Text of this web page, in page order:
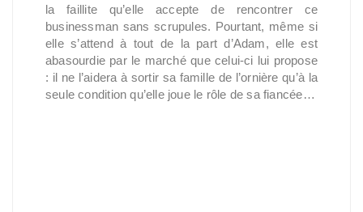
la faillite qu’elle accepte de rencontrer ce
businessman sans scrupules. Pourtant, même si
elle s’attend à tout de la part d’Adam, elle est
abasourdie par le marché que celui-ci lui propose
: il ne l’aidera à sortir sa famille de l’ornière qu’à la
seule condition qu’elle joue le rôle de sa fiancée…